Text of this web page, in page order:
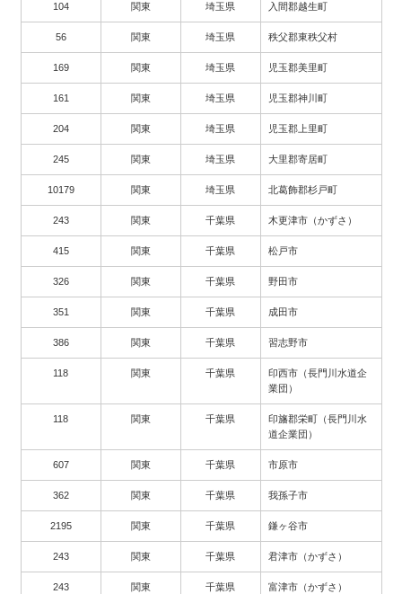
104 関東 埼玉県 入間郡越生町
56 関東 埼玉県 秩父郡東秩父村
169 関東 埼玉県 児玉郡美里町
161 関東 埼玉県 児玉郡神川町
204 関東 埼玉県 児玉郡上里町
245 関東 埼玉県 大里郡寄居町
10179 関東 埼玉県 北葛飾郡杉戸町
243 関東 千葉県 木更津市（かずさ）
415 関東 千葉県 松戸市
326 関東 千葉県 野田市
351 関東 千葉県 成田市
386 関東 千葉県 習志野市
118 関東 千葉県
印西市（長門川水道企
業団）
118 関東 千葉県
印旛郡栄町（長門川水
道企業団）
607 関東 千葉県 市原市
362 関東 千葉県 我孫子市
2195 関東 千葉県 鎌ヶ谷市
243 関東 千葉県 君津市（かずさ）
243 関東 千葉県 富津市（かずさ）